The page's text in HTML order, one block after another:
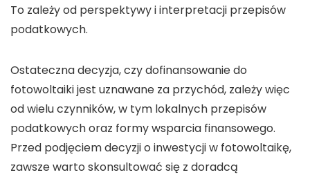
To zależy od perspektywy i interpretacji przepisów
podatkowych.
Ostateczna decyzja, czydofinansowanie do
fotowoltaikijest uznawane za przychód, zależy więc
od wielu czynników, w tym lokalnych przepisów
podatkowych oraz formy wsparcia finansowego.
Przed podjęciem decyzji o inwestycji w fotowoltaikę,
zawsze warto skonsultować się z doradcą